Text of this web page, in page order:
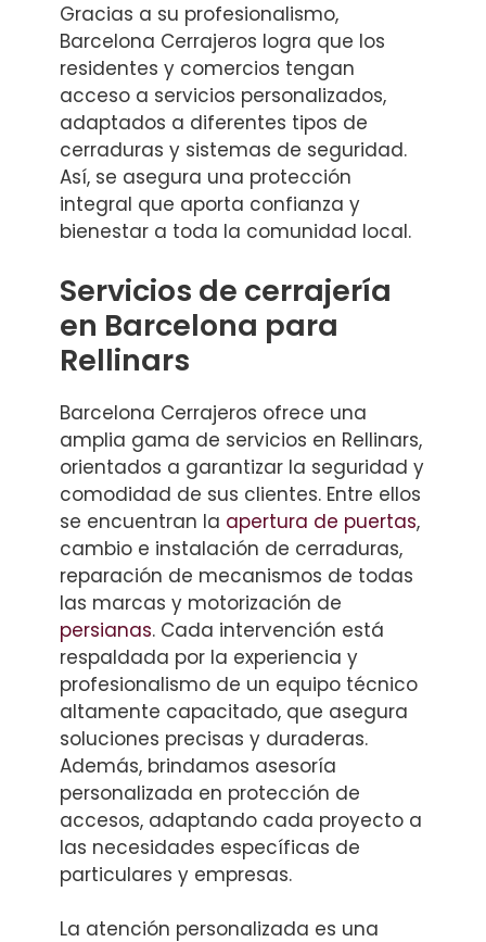
Gracias a su profesionalismo,
Barcelona Cerrajeros logra que los
residentes y comercios tengan
acceso a servicios personalizados,
adaptados a diferentes tipos de
cerraduras y sistemas de seguridad.
Así, se asegura una protección
integral que aporta confianza y
bienestar a toda la comunidad local.
Servicios de cerrajería
en Barcelona para
Rellinars
Barcelona Cerrajeros ofrece una
amplia gama de servicios en Rellinars,
orientados a garantizar la seguridad y
comodidad de sus clientes. Entre ellos
se encuentran la apertura de puertas,
cambio e instalación de cerraduras,
reparación de mecanismos de todas
las marcas y motorización de
persianas. Cada intervención está
respaldada por la experiencia y
profesionalismo de un equipo técnico
altamente capacitado, que asegura
soluciones precisas y duraderas.
Además, brindamos asesoría
personalizada en protección de
accesos, adaptando cada proyecto a
las necesidades específicas de
particulares y empresas.
La atención personalizada es una